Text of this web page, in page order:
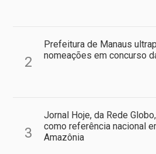
2
Prefeitura de Manaus
nomeações em concurso
3
Jornal Hoje, da Rede
como referência nacional
Amazônia